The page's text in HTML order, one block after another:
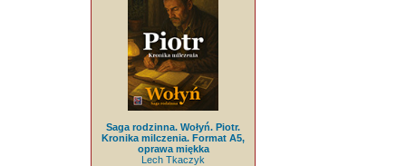
Saga rodzinna. Wołyń. Piotr.
Kronika milczenia. Format A5,
oprawa miękka
Lech Tkaczyk